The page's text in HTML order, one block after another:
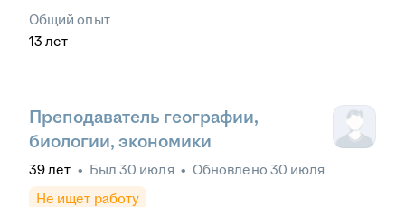
Общий опыт
13 лет
Преподаватель географии,
биологии, экономики
39лет • Был 30 июля • Обновлено 30 июля
Не ищет работу